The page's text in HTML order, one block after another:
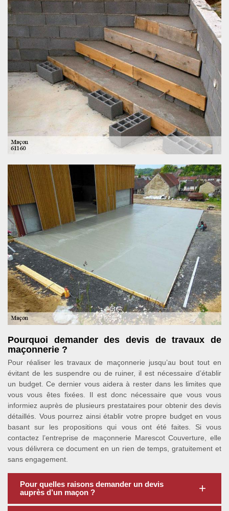
Pourquoi demander des devis de travaux de
maçonnerie ?
Pour réaliser les travaux de maçonnerie jusqu’au bout tout en
évitant de les suspendre ou de ruiner, il est nécessaire d’établir
un budget. Ce dernier vous aidera à rester dans les limites que
vous vous êtes fixées. Il est donc nécessaire que vous vous
informiez auprès de plusieurs prestataires pour obtenir des devis
détaillés. Vous pourrez ainsi établir votre propre budget en vous
basant sur les propositions qui vous ont été faites. Si vous
contactez l’entreprise de maçonnerie Marescot Couverture, elle
vous délivrera ce document en un rien de temps, gratuitement et
sans engagement.
Pour quelles raisons demander un devis
auprès d’un maçon ?